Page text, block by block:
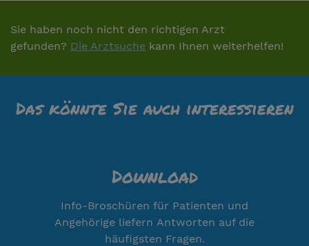
Sie haben noch nicht den richtigen Arzt
gefunden? Die Arztsuche kann Ihnen weiterhelfen!
Das könnte Sie auch interessieren
Download
Info-Broschüren für Patienten und
Angehörige liefern Antworten auf die
häufigsten Fragen.